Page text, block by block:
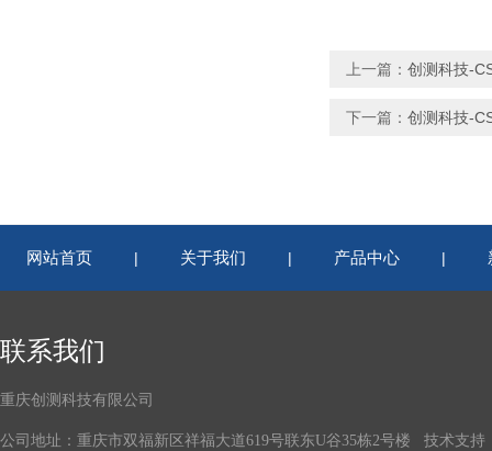
上一篇： 创测科技-
下一篇： 创测科技-
网站首页 | 关于我们 | 产品中心 |
联系我们
重庆创测科技有限公司
公司地址：重庆市双福新区祥福大道619号联东U谷35栋2号楼 技术支持